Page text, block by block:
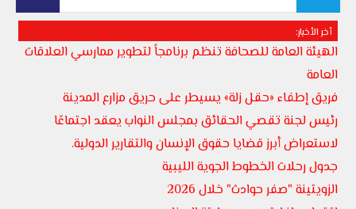
أخر الأخبار:
الهيئة العامة للصحافة تنظم برنامجاً لتطوير ممارسي العلاقات
العامة
فريق إطفاء «حقل زلة» يسيطر على حريق مزارع المدينة
رئيس لجنة تقصي الحقائق بمجلس النواب يعقد اجتماعًا
لاستعراض أبرز قضايا حقوق الإنسان والتقارير الدولية.
جدول رحلات الخطوط الجوية الليبية
الزويتينة "صفر حوادث" خلال 2026